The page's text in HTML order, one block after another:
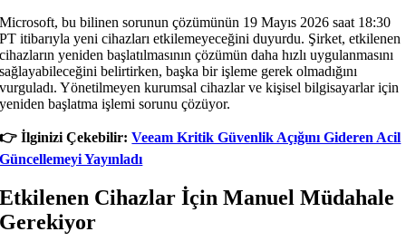
Microsoft, bu bilinen sorunun çözümünün 19 Mayıs 2026 saat 18:30
PT itibarıyla yeni cihazları etkilemeyeceğini duyurdu. Şirket, etkilenen
cihazların yeniden başlatılmasının çözümün daha hızlı uygulanmasını
sağlayabileceğini belirtirken, başka bir işleme gerek olmadığını
vurguladı. Yönetilmeyen kurumsal cihazlar ve kişisel bilgisayarlar için
yeniden başlatma işlemi sorunu çözüyor.
👉️ İlginizi Çekebilir:Veeam Kritik Güvenlik Açığını Gideren Acil
Güncellemeyi Yayınladı
Etkilenen Cihazlar İçin Manuel Müdahale
Gerekiyor